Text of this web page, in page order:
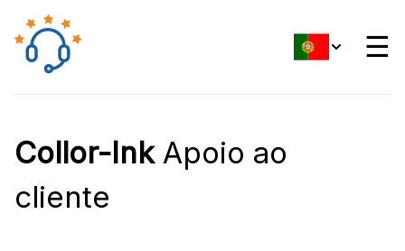
☰
Collor-InkApoio ao
cliente